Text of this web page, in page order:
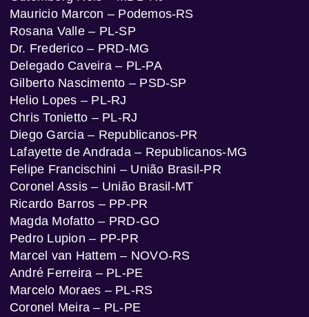
Mauricio Marcon – Podemos-RS
Rosana Valle – PL-SP
Dr. Frederico – PRD-MG
Delegado Caveira – PL-PA
Gilberto Nascimento – PSD-SP
Helio Lopes – PL-RJ
Chris Tonietto – PL-RJ
Diego Garcia – Republicanos-PR
Lafayette de Andrada – Republicanos-MG
Felipe Francischini – União Brasil-PR
Coronel Assis – União Brasil-MT
Ricardo Barros – PP-PR
Magda Mofatto – PRD-GO
Pedro Lupion – PP-PR
Marcel van Hattem – NOVO-RS
André Ferreira – PL-PE
Marcelo Moraes – PL-RS
Coronel Meira – PL-PE